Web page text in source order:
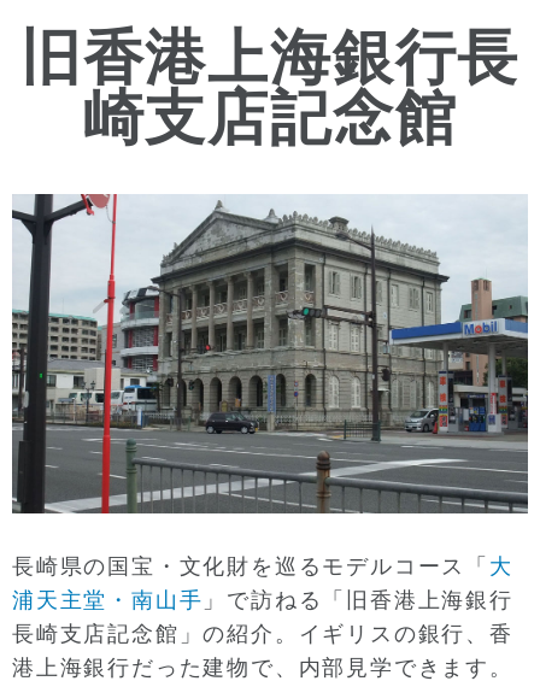
旧香港上海銀行長
崎支店記念館
長崎県の国宝・文化財を巡るモデルコース「 大
浦天主堂・南山手 」で訪ねる「旧香港上海銀行
長崎支店記念館」の紹介。イギリスの銀行、香
港上海銀行だった建物で、内部見学できます。